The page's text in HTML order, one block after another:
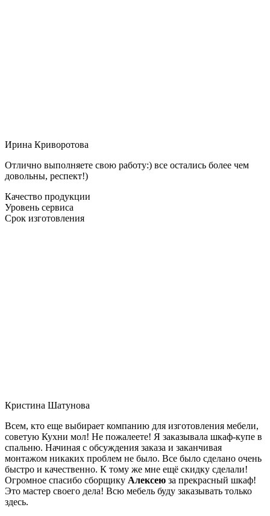
Ирина Криворотова
Отлично выполняете свою работу:) все остались более чем
довольны, респект!)
Качество продукции
Уровень сервиса
Срок изготовления
Кристина Шатунова
Всем, кто еще выбирает компанию для изготовления мебели,
советую Кухни мол! Не пожалеете! Я заказывала шкаф-купе в
спальню. Начиная с обсуждения заказа и заканчивая
монтажом никаких проблем не было. Все было сделано очень
быстро и качественно. К тому же мне ещё скидку сделали!
Огромное спасибо сборщику Алексею за прекрасный шкаф!
Это мастер своего дела! Всю мебель буду заказывать только
здесь.